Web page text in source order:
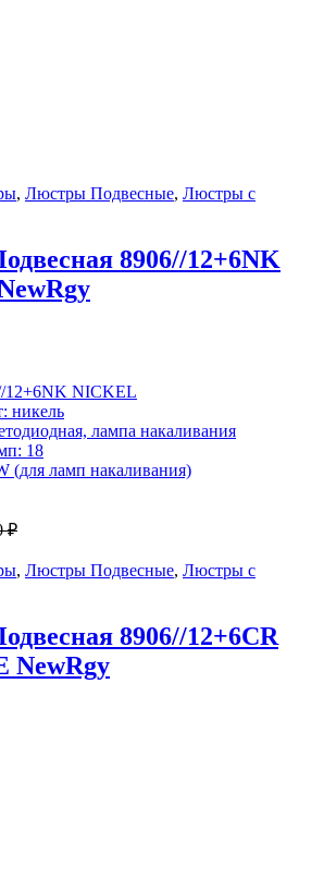
, Люстры Подвесные, Люстры с
8906//12+6NK
12+6NK NICKEL
никель
лампа накаливания
18
(для ламп накаливания)
₽
, Люстры Подвесные, Люстры с
8906//12+6CR
NewRgy